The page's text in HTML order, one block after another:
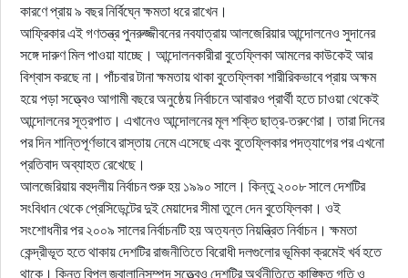
কারণে প্রায় ৯ বছর নির্বিঘ্নে ক্ষমতা ধরে রাখেন।
আফ্রিকার এই গণতন্ত্র পুনরুজ্জীবনের নবযাত্রায় আলজেরিয়ার আন্দোলনেও সুদানের
সঙ্গে দারুণ মিল পাওয়া যাচ্ছে। আন্দোলনকারীরা বুতেফ্লিকা আমলের কাউকেই আর
বিশ্বাস করছে না। পাঁচবার টানা ক্ষমতায় থাকা বুতেফ্লিকা শারীরিকভাবে প্রায় অক্ষম
হয়ে পড়া সত্ত্বেও আগামী বছরে অনুষ্ঠেয় নির্বাচনে আবারও প্রার্থী হতে চাওয়া থেকেই
আন্দোলনের সূত্রপাত। এখানেও আন্দোলনের মূল শক্তি ছাত্র-তরুণেরা। তারা দিনের
পর দিন শান্তিপূর্ণভাবে রাস্তায় নেমে এসেছে এবং বুতেফ্লিকার পদত্যাগের পর এখনো
প্রতিবাদ অব্যাহত রেখেছে।
আলজেরিয়ায় বহুদলীয় নির্বাচন শুরু হয় ১৯৯০ সালে। কিন্তু ২০০৮ সালে দেশটির
সংবিধান থেকে প্রেসিডেন্টের দুই মেয়াদের সীমা তুলে দেন বুতেফ্লিকা। ওই
সংশোধনীর পর ২০০৯ সালের নির্বাচনটি হয় অত্যন্ত নিয়ন্ত্রিত নির্বাচন। ক্ষমতা
কেন্দ্রীভূত হতে থাকায় দেশটির রাজনীতিতে বিরোধী দলগুলোর ভূমিকা ক্রমেই খর্ব হতে
থাকে। কিন্তু বিপুল জ্বালানিসম্পদ সত্ত্বেও দেশটির অর্থনীতিতে কাঙ্ক্ষিত গতি ও